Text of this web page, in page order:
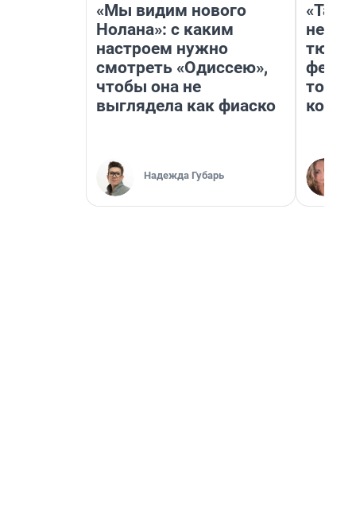
«Мы видим нового
Нолана»: с каким
настроем нужно
смотреть «Одиссею»,
чтобы она не
выглядела как фиаско
Надежда Губарь
не